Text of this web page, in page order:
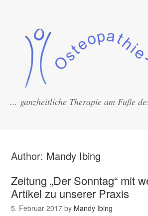
... ganzheitliche Therapie am Fuße
Author: Mandy Ibing
Zeitung „Der Sonntag“ mit
Artikel zu unserer Praxis
5. Februar 2017 by Mandy Ibing